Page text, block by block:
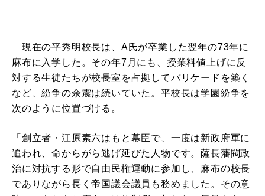
現在の平秀明校長は、A氏が卒業した翌年の73年に
麻布に入学した。その年7月にも、授業料値上げに反
対する生徒たちが校長室を占拠してバリケードを築く
など、紛争の余震は続いていた。平校長は学園紛争を
次のように位置づける。
「創立者・江原素六はもと幕臣で、一度は新政府軍に
追われ、命からがら逃げ延びた人物です。薩長藩閥政
治に対抗する形で自由民権運動に参加し、麻布の校長
でありながら長く帝国議会議員も務めました。その意